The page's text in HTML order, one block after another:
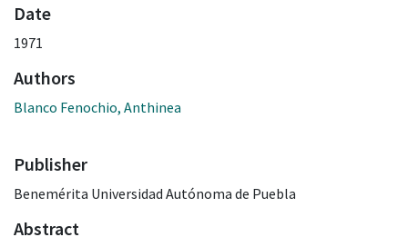
Date
1971
Authors
Blanco Fenochio, Anthinea
Publisher
Benemérita Universidad Autónoma de Puebla
Abstract